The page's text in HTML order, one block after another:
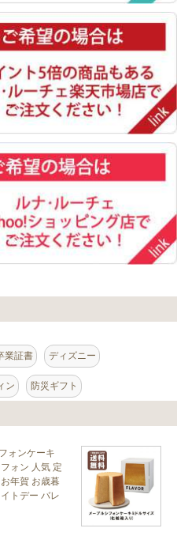
業証書 ディズニー
ン 防災ギフト
ォンケーキ
ォン 人気 定
年賀 お歳暮
トデー バレ